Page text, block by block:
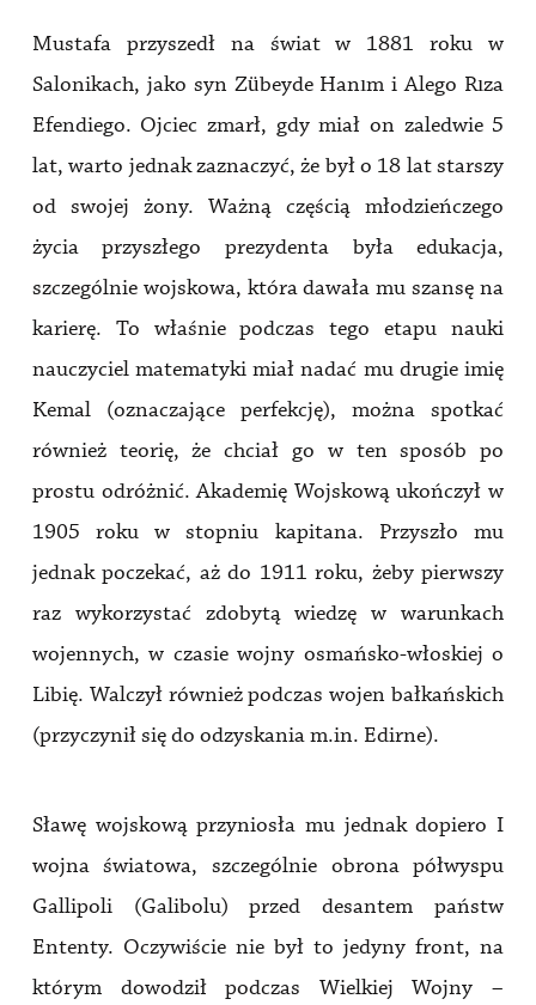
Mustafa przyszedł na świat w 1881 roku w
Salonikach, jako syn Zübeyde Hanım i Alego Rıza
Efendiego. Ojciec zmarł, gdy miał on zaledwie 5
lat, warto jednak zaznaczyć, że był o 18 lat starszy
od swojej żony. Ważną częścią młodzieńczego
życia przyszłego prezydenta była edukacja,
szczególnie wojskowa, która dawała mu szansę na
karierę. To właśnie podczas tego etapu nauki
nauczyciel matematyki miał nadać mu drugie imię
Kemal (oznaczające perfekcję), można spotkać
również teorię, że chciał go w ten sposób po
prostu odróżnić. Akademię Wojskową ukończył w
1905 roku w stopniu kapitana. Przyszło mu
jednak poczekać, aż do 1911 roku, żeby pierwszy
raz wykorzystać zdobytą wiedzę w warunkach
wojennych, w czasie wojny osmańsko-włoskiej o
Libię. Walczył również podczas wojen bałkańskich
(przyczynił się do odzyskania m.in. Edirne).
Sławę wojskową przyniosła mu jednak dopiero I
wojna światowa, szczególnie obrona półwyspu
Gallipoli (Galibolu) przed desantem państw
Ententy. Oczywiście nie był to jedyny front, na
którym dowodził podczas Wielkiej Wojny –